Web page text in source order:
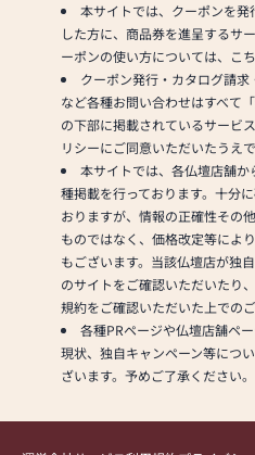
本サイトでは、クーポンを
した方に、商品券を進呈するサ
ーポンの使い方については、こ
クーポン発行・カタログ請
など各種お問い合わせはすべて
の下部に掲載されているサービ
リシーにご同意いただいたうえ
本サイトでは、各仏壇店舗
種掲載を行っております。十分
おりますが、情報の正確性その
ものではなく、価格改定等によ
もございます。当該仏壇店が独
のサイトをご確認いただいたり
規約をご確認いただいた上での
各種PRページや仏壇店舗ペ
現状、独自キャンペーン等につ
ざいます。予めご了承ください。